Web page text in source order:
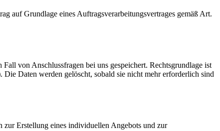
auf Grundlage eines Auftragsverarbeitungsvertrages gemäß Art.
von Anschlussfragen bei uns gespeichert. Rechtsgrundlage ist
Daten werden gelöscht, sobald sie nicht mehr erforderlich sind
Erstellung eines individuellen Angebots und zur